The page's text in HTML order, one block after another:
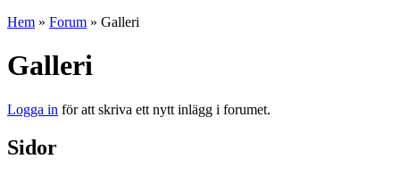
Hem » Forum » Galleri
Galleri
Logga in för att skriva ett nytt inlägg i forumet.
Sidor